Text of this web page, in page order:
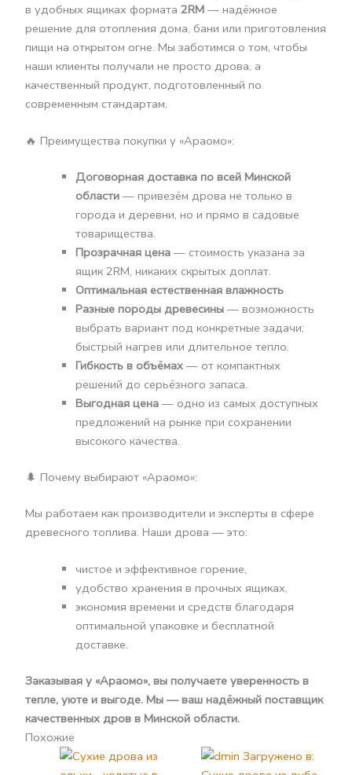
в удобных ящиках формата2RM — надёжное
решение для отопления дома, бани или приготовления
пищи на открытом огне. Мы заботимся о том, чтобы
наши клиенты получали не просто дрова, а
качественный продукт, подготовленный по
современным стандартам.
🔥 Преимущества покупки у «Араомо»:
Договорная доставка по всей Минской
области — привезём дрова не только в
города и деревни, но и прямо в садовые
товарищества.
Прозрачная цена — стоимость указана за
ящик 2RM, никаких скрытых доплат.
Оптимальная естественная влажность
Разные породы древесины — возможность
выбрать вариант под конкретные задачи:
быстрый нагрев или длительное тепло.
Гибкость в объёмах — от компактных
решений до серьёзного запаса.
Выгодная цена — одно из самых доступных
предложений на рынке при сохранении
высокого качества.
🌲 Почему выбирают «Араомо»:
Мы работаем как производители и эксперты в сфере
древесного топлива. Наши дрова — это:
чистое и эффективное горение,
удобство хранения в прочных ящиках,
экономия времени и средств благодаря
оптимальной упаковке и бесплатной
доставке.
Заказывая у «Араомо», вы получаете уверенность в
тепле, уюте и выгоде. Мы — ваш надёжный поставщик
качественных дров в Минской области.
Похожие